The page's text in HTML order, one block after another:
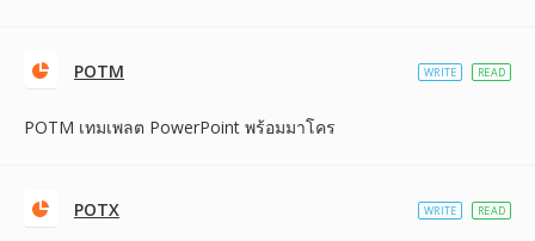
POTM
POTM เทมเพลต PowerPoint พร้อมมาโคร
WRITE READ
POTX WRITE READ